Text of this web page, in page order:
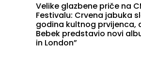
Velike glazbene priče na
Festivalu: Crvena jabuka
godina kultnog prvijenca,
Bebek predstavio novi
in London”